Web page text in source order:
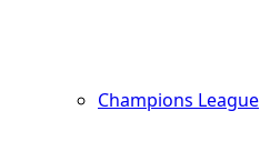
Champions League